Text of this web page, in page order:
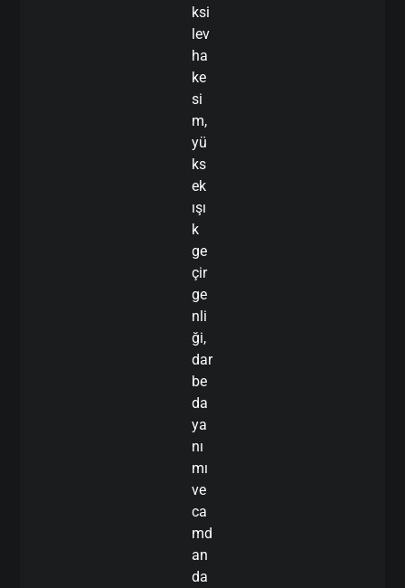
ksi
lev
ha
ke
si
m,
yü
ks
ek
ışı
k
ge
çir
ge
nli
ği,
dar
be
da
ya
nı
mı
ve
ca
md
an
da